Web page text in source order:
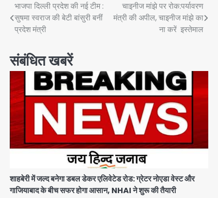
Post
navigation
भाजपा दिल्ली प्रदेश की नई टीम :
सुषमा स्वराज की बेटी बांसुरी बनीं
प्रदेश मंत्री
चाइनीज मांझे पर रोक:पर्यावरण
मंत्री की अपील, चाइनीज मांझे का
ना करें इस्तेमाल
संबंधित खबरें
शाहबेरी में जल्द बनेगा डबल डेकर एलिवेटेड रोड: ग्रेटर नोएडा वेस्ट और
गाजियाबाद के बीच सफर होगा आसान, NHAI ने शुरू की तैयारी